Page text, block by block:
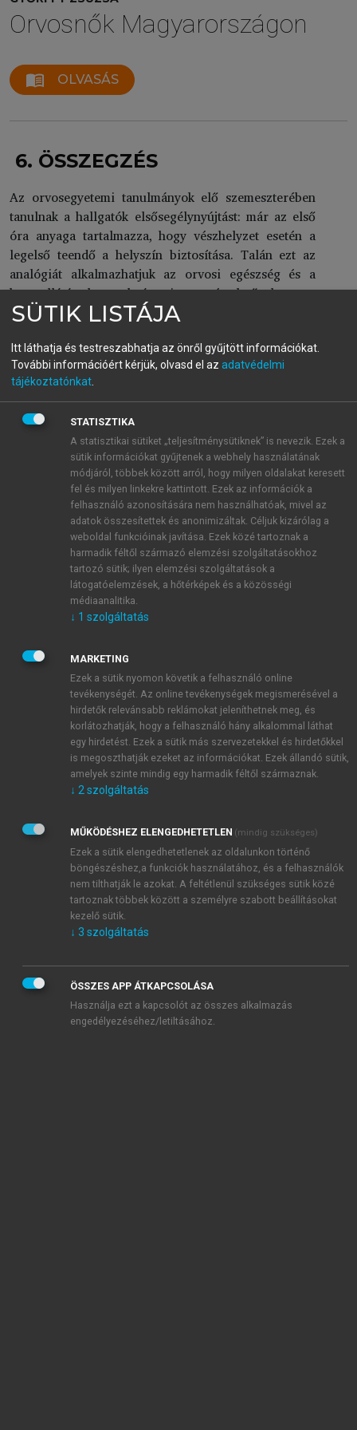
Orvosnők Magyarországon
menu_book OLVASÁS
6. ÖSSZEGZÉS
Az orvosegyetemi tanulmányok elő szemeszterében
tanulnak a hallgatók elsősegélynyújtást: már az első
óra anyaga tartalmazza, hogy vészhelyzet esetén a
legelső teendő a helyszín biztosítása. Talán ezt az
analógiát alkalmazhatjuk az orvosi egészség és a
betegellátás kapcsolatára is: egyértelmű, hogy a
hatékony gyógyító munka alapfeltétele a
tud hatékony tevékenységet végezni, ha ő maga (és a
környezete is) „rendben van”. E könyv
megszületésében a fenti gondolat is közrejátszott:
célom az volt, hogy keressem a befolyásoló okokat és
a magyarázó tényezőket az orvosnői egészséggel
kapcsolatban, bízva abban, hogy a válaszok és a
megoldási lehetőségek mindannyiunk egészségére
pozitív hatást gyakorolhatnak. Munkám során apró
mozaikokból kíséreltem meg összerakni azt a képet,
amely megmutatja, hogy milyenek az orvosnők és
milyen is orvosnőnek lenni az ezredforduló utáni
évek Magyarországán.
A kutatómunka az orvosnői egészség és jóllét
számtalan aspektusára fényt derített. A két
idődimenzió longitudinális trendvizsgálata
paradoxon” jelensége létezik: hazánkban az orvosnők
testi egészsége elmarad diplomás kortársaikétól. E
szomorú tény „hungarikumnak” is mondható, mert a
nemzetközi vizsgálatok az orvosnői szomatikus
egészség területén igen kedvező képet mutatnak. Azt
azonban, hogy a világ egyetlen pontján sem könnyű
gyógyítóként dolgozni, jelzi, hogy az alvászavarok, a
depresszió, az öngyilkossági gondolatok és a kiégés
az orvosnők körében is. Nincs ez másképp
Magyarországon sem, hazánkban az orvosi
csoporton belül a legfiatalabb orvosnők (a 35 évnél
fiatalabbak) azok, akik a mentális egészség
tekintetében a legrosszabb mutatókkal rendelkeznek.
Mindezeken túl, világviszonylatban ugyancsak
egyedülállónak tekinthető a gyógyítói kiégés
alakulása, mert orvosainknál a kiégés
teljesítménycsökkenés komponense jóval nagyobb
arányt mutat a nemzetközi felmérésekben
rögzítetteknél.
SÜTIK LISTÁJA
Itt láthatja és testreszabhatja az önről gyűjtött információkat.
További információért kérjük, olvasd el az adatvédelmi
tájékoztatónkat
STATISZTIKA
A statisztikai sütiket „teljesítménysütiknek” is nevezik. Ezek a
sütik információkat gyűjtenek a webhely használatának
módjáról, többek között arról, hogy milyen oldalakat keresett
fel és milyen linkekre kattintott. Ezek az információk a
felhasználó azonosítására nem használhatóak, mivel az
adatok összesítettek és anonimizáltak. Céljuk kizárólag a
weboldal funkcióinak javítása. Ezek közé tartoznak a
harmadik féltől származó elemzési szolgáltatásokhoz
tartozó sütik; ilyen elemzési szolgáltatások a
látogatóelemzések, a hőtérképek és a közösségi
médiaanalitika.
↓ 1 szolgáltatás
MARKETING
Ezek a sütik nyomon követik a felhasználó online
tevékenységét. Az online tevékenységek megismerésével a
hirdetők relevánsabb reklámokat jeleníthetnek meg, és
korlátozhatják, hogy a felhasználó hány alkalommal láthat
egy hirdetést. Ezek a sütik más szervezetekkel és hirdetőkkel
is megoszthatják ezeket az információkat. Ezek állandó sütik,
amelyek szinte mindig egy harmadik féltől származnak.
↓ 2 szolgáltatás
MŰKÖDÉSHEZ ELENGEDHETETLEN (mindig szükséges)
Ezek a sütik elengedhetetlenek az oldalunkon történő
böngészéshez,a funkciók használatához, és a felhasználók
nem tilthatják le azokat. A feltétlenül szükséges sütik közé
tartoznak többek között a személyre szabott beállításokat
kezelő sütik.
↓ 3 szolgáltatás
ÖSSZES APP ÁTKAPCSOLÁSA
Használja ezt a kapcsolót az összes alkalmazás
engedélyezéséhez/letiltásához.